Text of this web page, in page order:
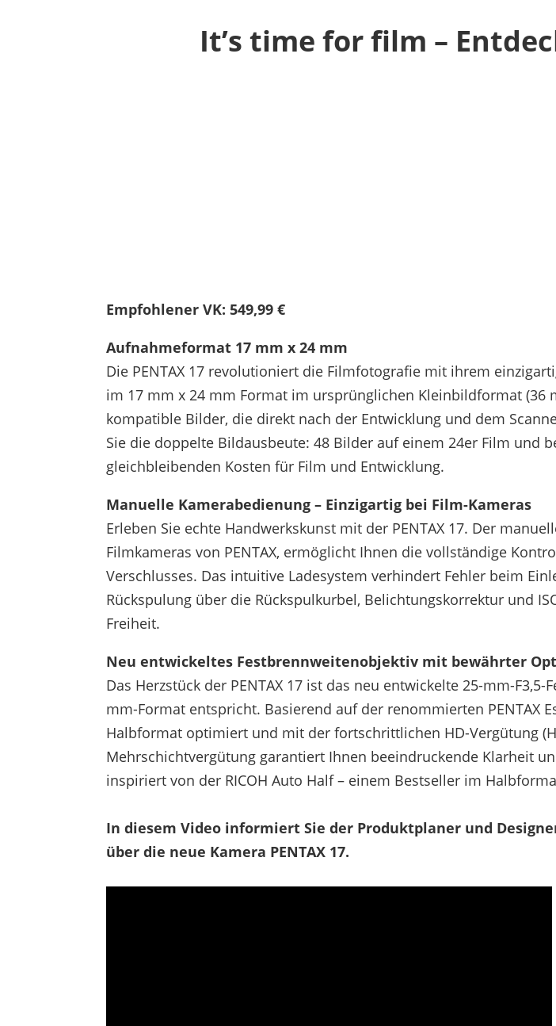
It’s time for film –
Empfohlener VK: 549,99 €
Aufnahmeformat 17 mm x 24 mm
Die PENTAX 17 revolutioniert die Filmfotografie mit ihrem
im 17 mm x 24 mm Format im ursprünglichen Kleinbildformat (36
kompatible Bilder, die direkt nach der Entwicklung und dem
Sie die doppelte Bildausbeute: 48 Bilder auf einem 24er Film und
gleichbleibenden Kosten für Film und Entwicklung.
Manuelle Kamerabedienung – Einzigartig bei Film-Kameras
Erleben Sie echte Handwerkskunst mit der PENTAX 17. Der
Filmkameras von PENTAX, ermöglicht Ihnen die vollständige
Verschlusses. Das intuitive Ladesystem verhindert Fehler beim
Rückspulung über die Rückspulkurbel, Belichtungskorrektur und
Freiheit.
Neu entwickeltes Festbrennweitenobjektiv mit bewährter
Das Herzstück der PENTAX 17 ist das neu entwickelte 25-mm-
mm-Format entspricht. Basierend auf der renommierten PENTAX
Halbformat optimiert und mit der fortschrittlichen HD-Vergütung
Mehrschichtvergütung garantiert Ihnen beeindruckende Klarheit
inspiriert von der RICOH Auto Half – einem Bestseller im
In diesem Video informiert Sie der Produktplaner und
über die neue Kamera PENTAX 17.